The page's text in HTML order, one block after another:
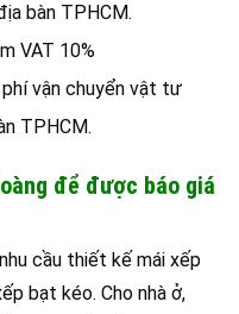
bàn TPHCM.
VAT 10%
vận chuyển vật tư
TPHCM.
để được báo giá
cầu thiết kế mái xếp
bạt kéo. Cho nhà ở,